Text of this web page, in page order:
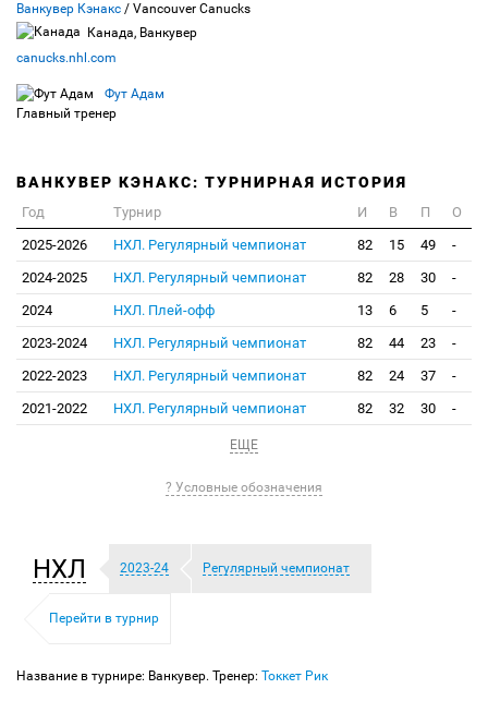
Ванкувер Кэнакс / Vancouver Canucks
Канада, Ванкувер
canucks.nhl.com
Фут Адам
Главный тренер
ВАНКУВЕР КЭНАКС: ТУРНИРНАЯ ИСТОРИЯ
Год Турнир И В П
О
2025-2026
НХЛ. Регулярный чемпионат 82 15 49
-
2024-2025
НХЛ. Регулярный чемпионат 82 28 30
-
2024
НХЛ. Плей-офф 13 6 5
-
2023-2024
НХЛ. Регулярный чемпионат 82 44 23
-
2022-2023
НХЛ. Регулярный чемпионат 82 24 37
-
2021-2022
НХЛ. Регулярный чемпионат 82 32 30 -
ЕЩЕ
? Условные обозначения
НХЛ 2023-24 Регулярный чемпионат
Перейти в турнир
Название в турнире: Ванкувер. Тренер: Токкет Рик